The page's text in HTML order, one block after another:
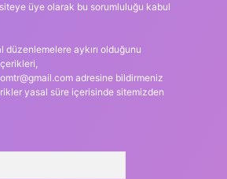
üye olarak bu sorumluluğu kabul
düzenlemelere aykırı olduğunu
adresine bildirmeniz
yasal süre içerisinde sitemizden